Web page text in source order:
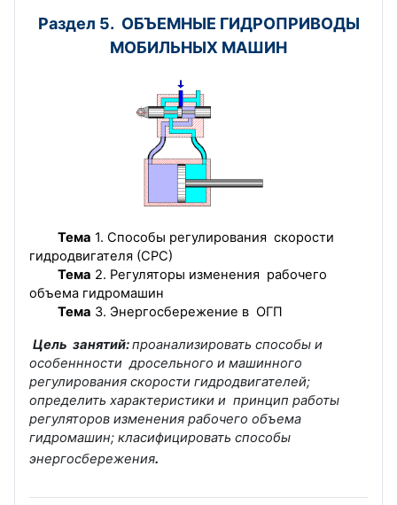
Раздел 5. ОБЪЕМНЫЕ ГИДРОПРИВОДЫ
МОБИЛЬНЫХ МАШИН
Тема 1. Способы регулирования скорости
гидродвигателя (СРС)
Тема 2. Регуляторы изменения рабочего
объема гидромашин
Тема 3. Энергосбережение в ОГП
Цель занятий:проанализировать способы и
особеннности дросельного и машинного
регулирования скорости гидродвигателей;
определить характеристики и принцип работы
регуляторов изменения рабочего объема
гидромашин; класифицировать способы
энергосбережения.